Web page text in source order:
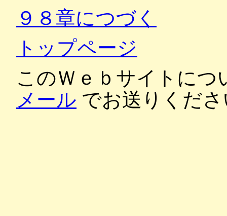
９８章につづく
トップページ
このＷｅｂサイトにつ
メール でお送りくだ